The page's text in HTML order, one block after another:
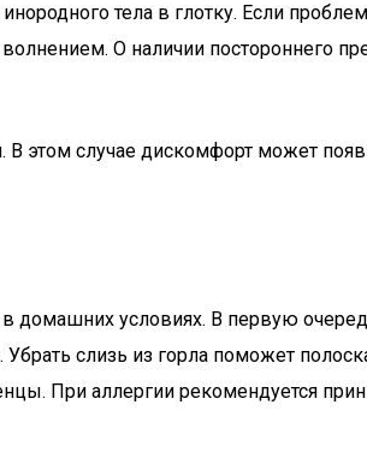
тела в глотку. Если
О наличии постороннего
этом случае дискомфорт может
домашних условиях. В первую
слизь из горла поможет
При аллергии рекомендуется